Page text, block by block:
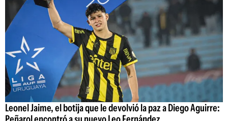
Leonel Jaime, el botija que le devolvió la paz a Diego Aguirre: